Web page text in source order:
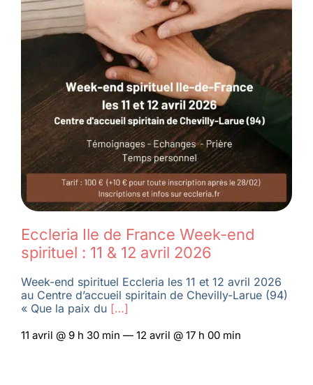
Eccleria Ile de France Week-end
spirituel : 11 & 12 avril 2026
Week-end spirituel Eccleria les 11 et 12 avril 2026
au Centre d’accueil spiritain de Chevilly-Larue (94)
« Que la paix du[…]
11 avril @ 9 h 30 min — 12 avril @ 17 h 00 min